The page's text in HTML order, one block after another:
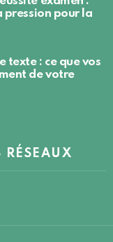
pression pour la
texte : ce que vos
de votre
RÉSEAUX